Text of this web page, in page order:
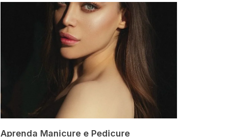
Aprenda Manicure e Pedicure